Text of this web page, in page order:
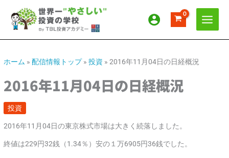
ス
ッホーム »配信情報トップ»投資 »2016年11月04日の日経概況
2016年11月04日の日経概況
投資
2016年11月04日の東京株式市場は大きく続落しました。
終値は229円32銭（1.34％）安の１万6905円36銭でした。
ー
ブ
テ
ー